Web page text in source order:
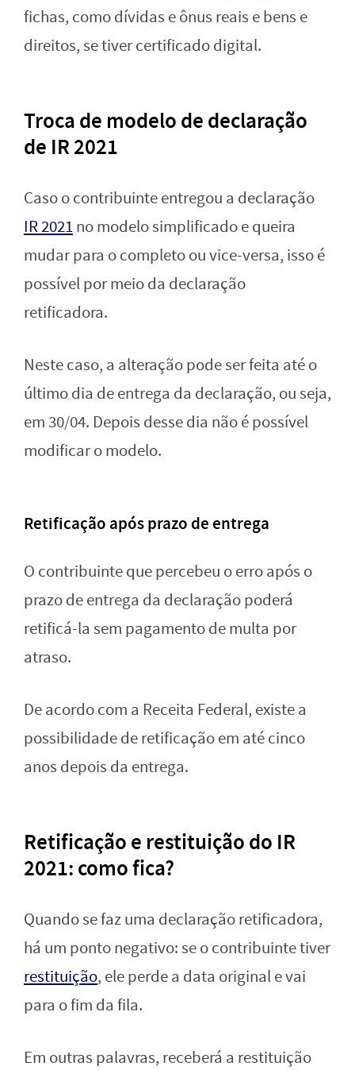
fichas, como dívidas e ônus reais e bens e
direitos, se tiver certificado digital.
Troca de modelo de declaração
de IR 2021
Caso o contribuinte entregou a declaração
IR 2021no modelo simplificado e queira
mudar para o completo ou vice-versa, isso é
possível por meio da declaração
retificadora.
Neste caso, a alteração pode ser feita até o
último dia de entrega da declaração, ou seja,
em 30/04. Depois desse dia não é possível
modificar o modelo.
Retificação após prazo de entrega
O contribuinte que percebeu o erro após o
prazo de entrega da declaração poderá
retificá-la sem pagamento de multa por
atraso.
De acordo com a Receita Federal, existe a
possibilidade de retificação em até cinco
anos depois da entrega.
Retificação e restituição do IR
2021: como fica?
Quando se faz uma declaração retificadora,
há um ponto negativo: se o contribuinte tiver
restituição, ele perde a data original e vai
para o fim da fila.
Em outras palavras, receberá a restituição